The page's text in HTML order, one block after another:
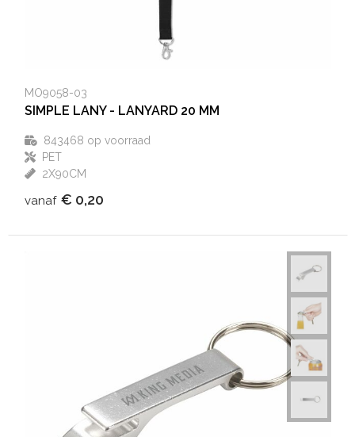
MO9058-03
SIMPLE LANY - LANYARD 20 MM
843468 op voorraad
PET
2X90CM
vanaf € 0,20